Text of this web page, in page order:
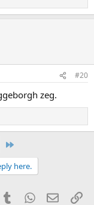
#20
zeg.
here.
TumblrWhatsApp
E-mail